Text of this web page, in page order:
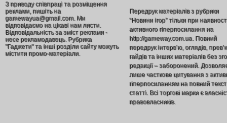
З приводу співпраці та розміщення
реклами, пишіть на
gamewayua@gmail.com. Ми
відповідаємо на цікаві нам листи.
Відповідальність за зміст реклами -
несе рекламодавець. Рубрика
"Гаджети" та інші розділи сайту можуть
містити промо-матеріали.
Передрук матеріалів з рубрики
“Новини ігор” тільки при
активного гіперпосилання на
http://gameway.com.ua. Повний
передрук інтерв’ю, оглядів,
гайдів та інших матеріалів без
редакції – заборонений.
лише часткове цитування з
гіперпосиланням на повний текст
статті. Всі торгові марки є
правовласників.